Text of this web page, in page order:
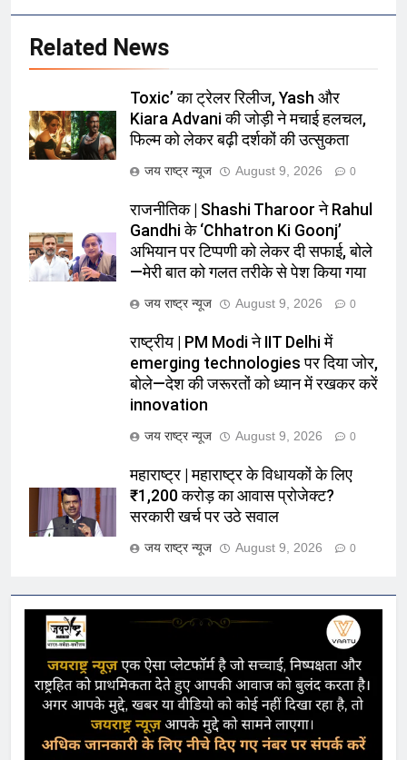
Related News
Toxic’ का ट्रेलर रिलीज, Yash और
Kiara Advani की जोड़ी ने मचाई हलचल,
फिल्म को लेकर बढ़ी दर्शकों की उत्सुकता
जय राष्ट्र न्यूज August 9, 2026 0
राजनीतिक | Shashi Tharoor ने Rahul
Gandhi के ‘Chhatron Ki Goonj’
अभियान पर टिप्पणी को लेकर दी सफाई, बोले
—मेरी बात को गलत तरीके से पेश किया गया
जय राष्ट्र न्यूज August 9, 2026 0
राष्ट्रीय | PM Modi ने IIT Delhi में
emerging technologies पर दिया जोर,
बोले—देश की जरूरतों को ध्यान में रखकर करें
innovation
जय राष्ट्र न्यूज August 9, 2026 0
महाराष्ट्र | महाराष्ट्र के विधायकों के लिए
₹1,200 करोड़ का आवास प्रोजेक्ट?
सरकारी खर्च पर उठे सवाल
जय राष्ट्र न्यूज August 9, 2026 0